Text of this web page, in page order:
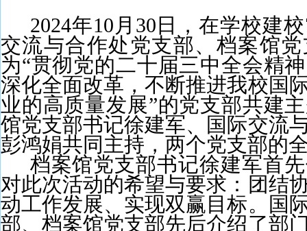
2024年10月30日，在学校建
交流与合作处党支部、档案馆
为“贯彻党的二十届三中全会精
深化全面改革，不断推进我校国
业的高质量发展”的党支部共建
馆党支部书记徐建军、国际交流
彭鸿娟共同主持，两个党支部的
档案馆党支部书记徐建军首
对此次活动的希望与要求：团结
动工作发展、实现双赢目标。国
部、档案馆党支部先后介绍了部